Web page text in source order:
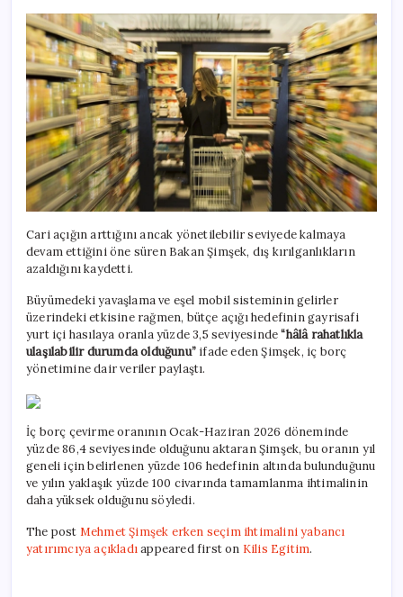
Cari açığın arttığını ancak yönetilebilir seviyede kalmaya
devam ettiğini öne süren Bakan Şimşek, dış kırılganlıkların
azaldığını kaydetti.
Büyümedeki yavaşlama ve eşel mobil sisteminin gelirler
üzerindeki etkisine rağmen, bütçe açığı hedefinin gayrisafi
yurt içi hasılaya oranla yüzde 3,5 seviyesinde“hâlâ rahatlıkla
ulaşılabilir durumda olduğunu” ifade eden Şimşek, iç borç
yönetimine dair veriler paylaştı.
İç borç çevirme oranının Ocak-Haziran 2026 döneminde
yüzde 86,4 seviyesinde olduğunu aktaran Şimşek, bu oranın yıl
geneli için belirlenen yüzde 106 hedefinin altında bulunduğunu
ve yılın yaklaşık yüzde 100 civarında tamamlanma ihtimalinin
daha yüksek olduğunu söyledi.
The post Mehmet Şimşek erken seçim ihtimalini yabancı
yatırımcıya açıkladıappeared first on Kilis Egitim.